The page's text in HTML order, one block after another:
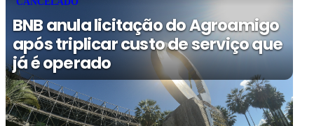
BNB anula licitação do Agroamigo
após triplicar custo de serviço que
já é operado